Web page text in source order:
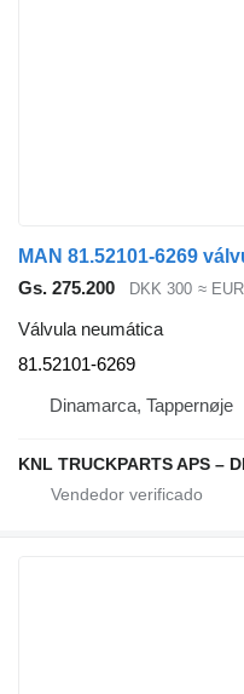
MAN 81.52101-6269
Gs. 275.200
DKK 300 ≈
Válvula neumática
81.52101-6269
Dinamarca, Tappernøje
KNL TRUCKPARTS APS –